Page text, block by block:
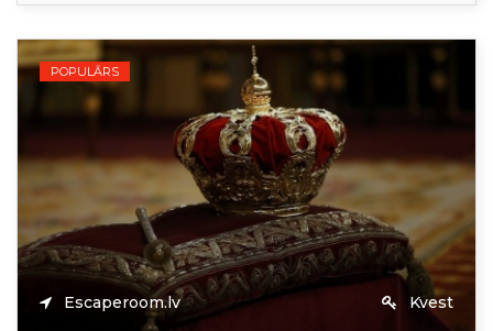
POPULĀRS
Escaperoom.lv Kvest